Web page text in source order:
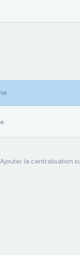
Ajouter la centralisation